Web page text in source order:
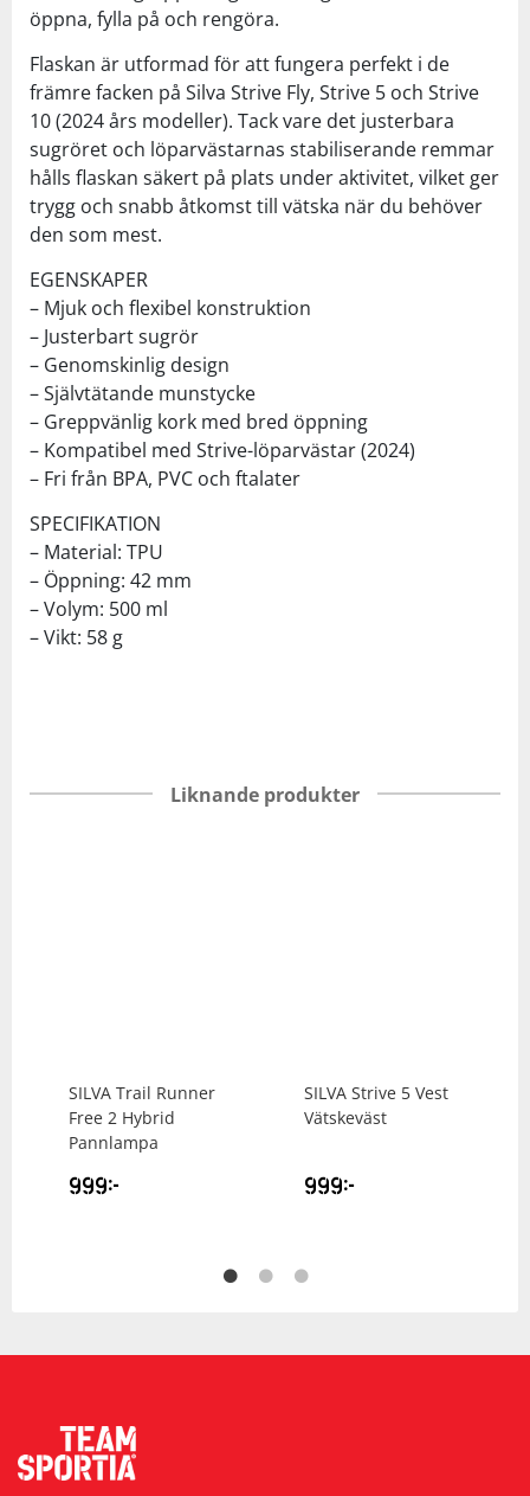
öppna, fylla på och rengöra.
Flaskan är utformad för att fungera perfekt i de
främre facken på Silva Strive Fly, Strive 5 och Strive
10 (2024 års modeller). Tack vare det justerbara
sugröret och löparvästarnas stabiliserande remmar
hålls flaskan säkert på plats under aktivitet, vilket ger
trygg och snabb åtkomst till vätska när du behöver
den som mest.
EGENSKAPER
– Mjuk och flexibel konstruktion
– Justerbart sugrör
– Genomskinlig design
– Självtätande munstycke
– Greppvänlig kork med bred öppning
– Kompatibel med Strive-löparvästar (2024)
– Fri från BPA, PVC och ftalater
SPECIFIKATION
– Material: TPU
– Öppning: 42 mm
– Volym: 500 ml
– Vikt: 58 g
Liknande produkter
SILVA Trail Runner
Free 2 Hybrid
Pannlampa
999kr
SILVA Strive 5 Vest
Vätskeväst
999kr